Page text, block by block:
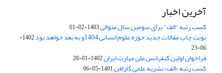
آخرین اخبار
کسب رتبه "الف" برای سومین سال متوالی1403-02-01
نوبت چاپ مقالات جدید حوزه علوم انسانی 1404و به بعد خواهد بود
1402-
06-23
فراخوان اولین کنفرانس ملی مهارت ایران1402-01-28
کسب رتبه «الف» نشریه علمی کارافن1401-05-06